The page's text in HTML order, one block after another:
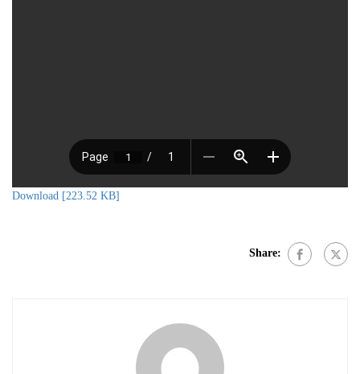
Download [223.52 KB]
Share: